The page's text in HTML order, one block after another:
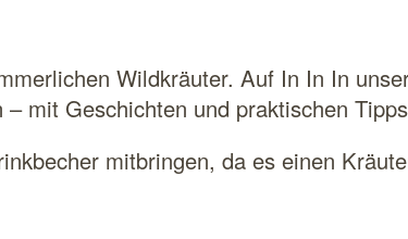
Wildkräuter. Auf In In In
mit Geschichten und praktischen
mitbringen, da es einen